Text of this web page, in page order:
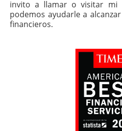
invito a llamar o visitar mi
podemos ayudarle a
financieros.